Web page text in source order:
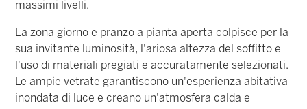
massimi livelli.
La zona giorno e pranzo a pianta aperta colpisce per la
sua invitante luminosità, l'ariosa altezza del soffitto e
l'uso di materiali pregiati e accuratamente selezionati.
Le ampie vetrate garantiscono un'esperienza abitativa
inondata di luce e creano un'atmosfera calda e